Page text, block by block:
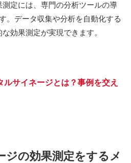
定には、専門の分析ツールの導
。データ収集や分析を自動化する
効果測定が実現できます。
ルサイネージとは？事例を交え
ジの効果測定をするメ